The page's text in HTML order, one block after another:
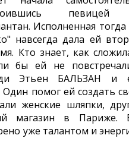
Исполненная
навсегда дала ей
Кто знает, как
бы ей не
Этьен БАЛЬЗАН и
помог ей создать
женские шляпки,
магазин в Париже.
уже талантом и